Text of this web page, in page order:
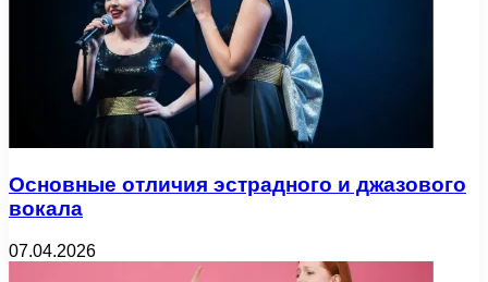
Основные отличия эстрадного и джазового
вокала
07.04.2026